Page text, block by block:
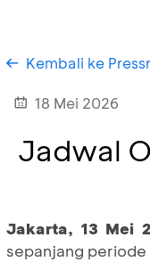
Kembali ke
18 Mei 2026
Jadwal
Jakarta, 13 Mei
sepanjang periode